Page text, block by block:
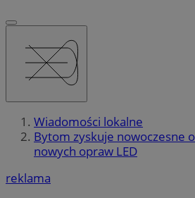
Wiadomości lokalne
Bytom zyskuje nowoczesne
nowych opraw LED
reklama